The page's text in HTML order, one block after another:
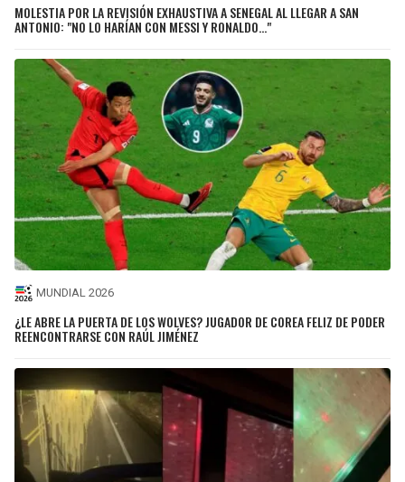
MOLESTIA POR LA REVISIÓN EXHAUSTIVA A SENEGAL AL LLEGAR A SAN
ANTONIO: "NO LO HARÍAN CON MESSI Y RONALDO..."
MUNDIAL 2026
¿LE ABRE LA PUERTA DE LOS WOLVES? JUGADOR DE COREA FELIZ DE PODER
REENCONTRARSE CON RAÚL JIMÉNEZ